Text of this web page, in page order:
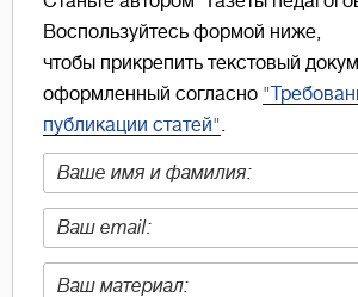
Воспользуйтесь формой ниже,
чтобы прикрепить текстовый
оформленный согласно
публикации статей"